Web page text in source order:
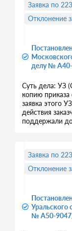
делу №
Суть дела: УЗ
копию приказа
заявка этого
действия
поддержали
Заявка по
Отклонение
Уральского
№ А50-
Заявка по
Отклонение